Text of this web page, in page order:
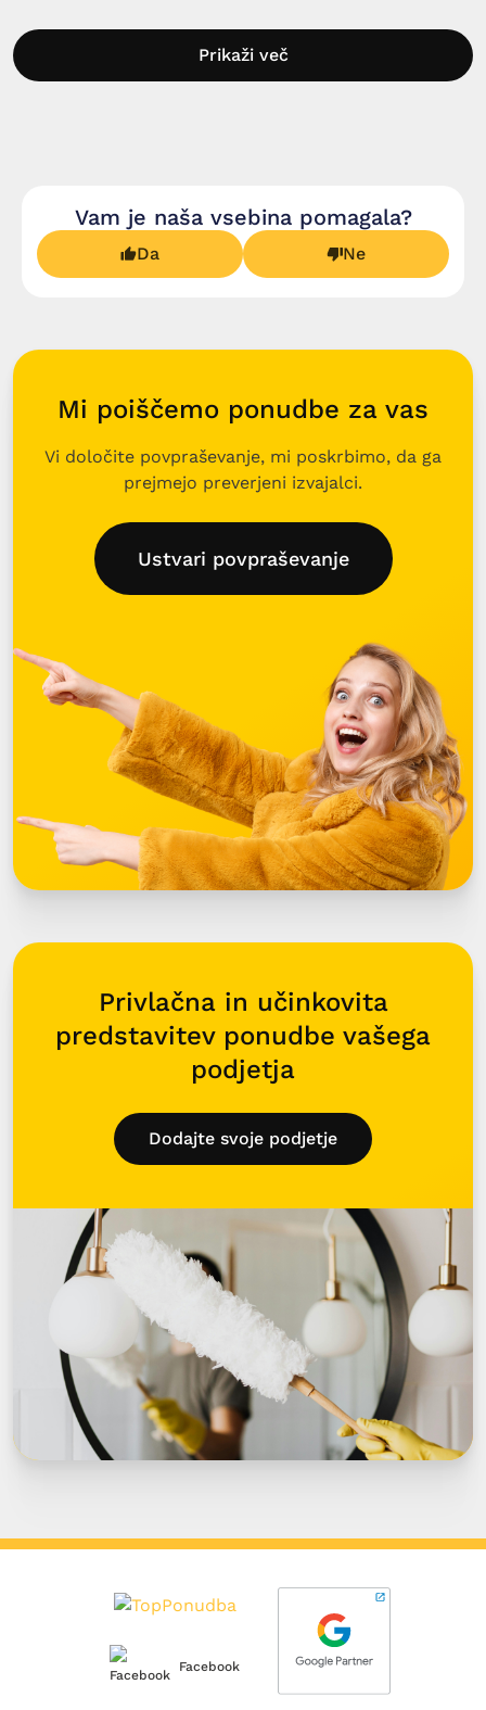
Prikaži več
Vam je naša vsebina pomagala?
Da Ne
Mi poiščemo ponudbe za vas
Vi določite povpraševanje, mi poskrbimo, da ga
prejmejo preverjeni izvajalci.
Ustvari povpraševanje
Privlačna in učinkovita
predstavitev ponudbe vašega
podjetja
Dodajte svoje podjetje
Facebook